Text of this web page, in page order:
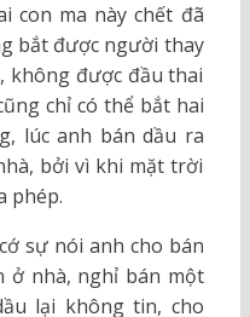
con ma này chết đã
bắt được người thay
không được đầu thai
chỉ có thể bắt hai
lúc anh bán dầu ra
bởi vì khi mặt trời
phép.
sự nói anh cho bán
ở nhà, nghỉ bán một
lại không tin, cho